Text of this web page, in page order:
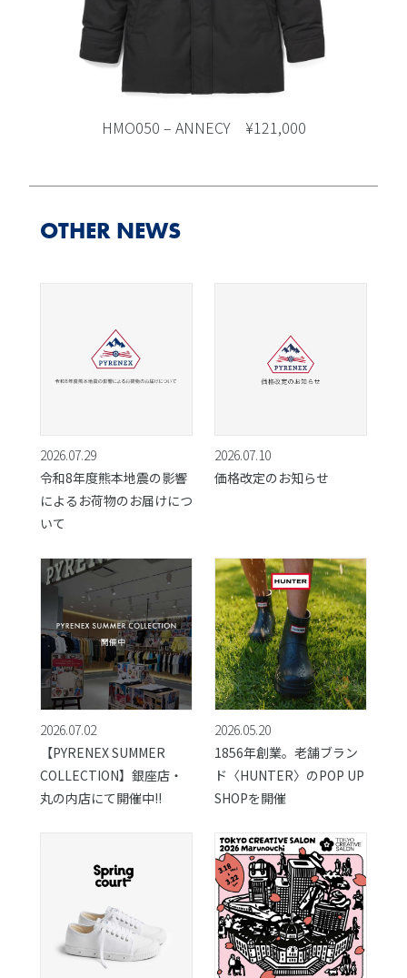
HMO050 – ANNECY ¥121,000
OTHER NEWS
2026.07.29
令和8年度熊本地震の影響
によるお荷物のお届けにつ
いて
2026.07.10
価格改定のお知らせ
2026.07.02
【PYRENEX SUMMER
COLLECTION】銀座店・
丸の内店にて開催中!!
2026.05.20
1856年創業。老舗ブラン
ド〈HUNTER〉のPOP UP
SHOPを開催